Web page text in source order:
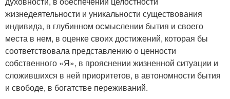
жизнедеятельности и уникальности существования
индивида, в глубинном осмыслении бытия и своего
места в нем, в оценке своих достижений, которая бы
соответствовала представлению о ценности
собственного «Я», в прояснении жизненной ситуации и
сложившихся в ней приоритетов, в автономности бытия
и свободе, в богатстве переживаний.